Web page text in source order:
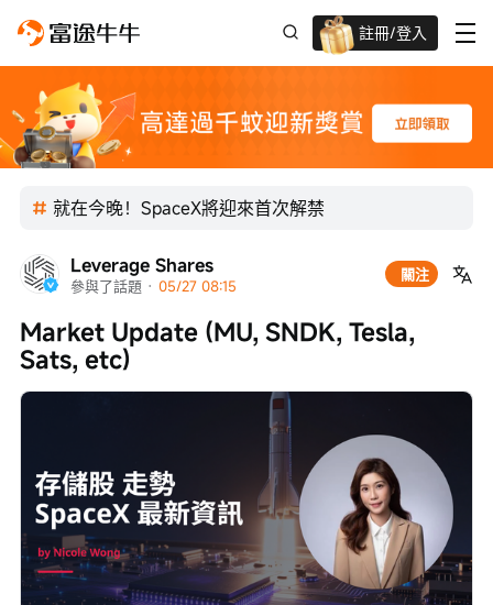
註冊/登入
迎新驚喜賞 股票/BTC等任你揀!
就在今晚！SpaceX將迎來首次解禁
Leverage Shares
參與了話題 · 05/27 08:15
關注
Market Update (MU, SNDK, Tesla,
Sats, etc)